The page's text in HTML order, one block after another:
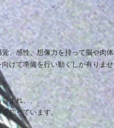
、感性、想像力を持って脳や肉体
けて準備を行い動くしか有りませ
まれ、、、
知っています。